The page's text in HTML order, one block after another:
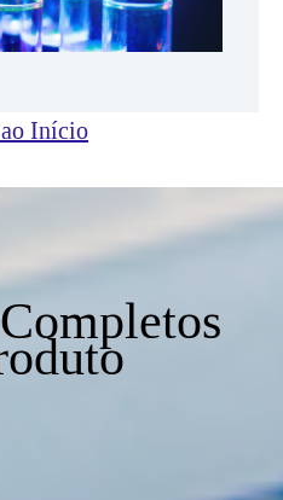
Início